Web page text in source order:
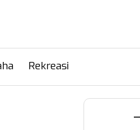
Rekreasi